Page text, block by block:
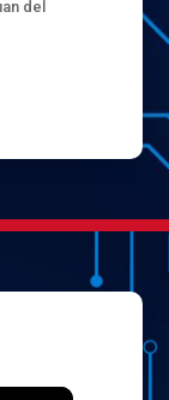
del
de